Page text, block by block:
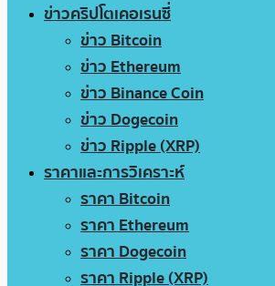
ข่าวคริปโตเคอเรนซี่
ข่าว Bitcoin
ข่าว Ethereum
ข่าว Binance Coin
ข่าว Dogecoin
ข่าว Ripple (XRP)
ราคาและการวิเคราะห์
ราคา Bitcoin
ราคา Ethereum
ราคา Dogecoin
ราคา Ripple (XRP)